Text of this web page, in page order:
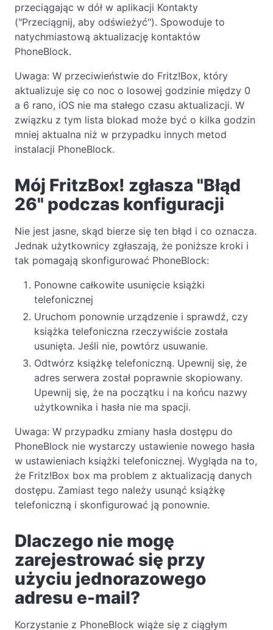
przeciągając w dół w aplikacji Kontakty
("Przeciągnij, aby odświeżyć"). Spowoduje to
natychmiastową aktualizację kontaktów
PhoneBlock.
Uwaga: W przeciwieństwie do Fritz!Box, który
aktualizuje się co noc o losowej godzinie między 0
a 6 rano, iOS nie ma stałego czasu aktualizacji. W
związku z tym lista blokad może być o kilka godzin
mniej aktualna niż w przypadku innych metod
instalacji PhoneBlock.
Mój FritzBox! zgłasza "Błąd
26" podczas konfiguracji
Nie jest jasne, skąd bierze się ten błąd i co oznacza.
Jednak użytkownicy zgłaszają, że poniższe kroki i
tak pomagają skonfigurować PhoneBlock:
Ponowne całkowite usunięcie książki
telefonicznej
Uruchom ponownie urządzenie i sprawdź, czy
książka telefoniczna rzeczywiście została
usunięta. Jeśli nie, powtórz usuwanie.
Odtwórz książkę telefoniczną. Upewnij się, że
adres serwera został poprawnie skopiowany.
Upewnij się, że na początku i na końcu nazwy
użytkownika i hasła nie ma spacji.
Uwaga: W przypadku zmiany hasła dostępu do
PhoneBlock nie wystarczy ustawienie nowego hasła
w ustawieniach książki telefonicznej. Wygląda na to,
że Fritz!Box box ma problem z aktualizacją danych
dostępu. Zamiast tego należy usunąć książkę
telefoniczną i skonfigurować ją ponownie.
Dlaczego nie mogę
zarejestrować się przy
użyciu jednorazowego
adresu e-mail?
Korzystanie z PhoneBlock wiąże się z ciągłym